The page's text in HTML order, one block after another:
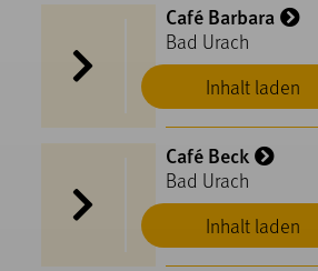
Inhalt laden
Café Barbara
Bad Urach
Inhalt laden
Café Beck
Bad Urach